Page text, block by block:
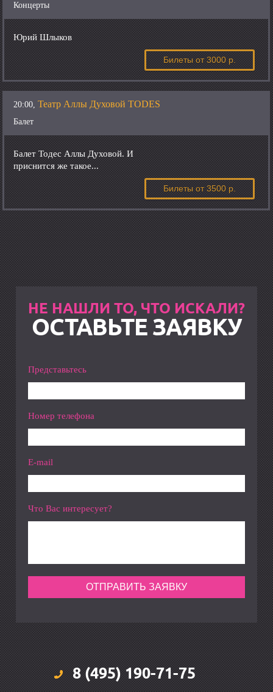
Концерты
Юрий Шлыков
Билеты от 3000 р.
20:00,Театр Аллы Духовой TODES
Балет
Балет Тодес Аллы Духовой. И
приснится же такое...
Билеты от 3500 р.
НЕ НАШЛИ ТО, ЧТО ИСКАЛИ?
ОСТАВЬТЕ ЗАЯВКУ
Представьтесь
Номер телефона
E-mail
Что Вас интересует?
8 (495) 190-71-75